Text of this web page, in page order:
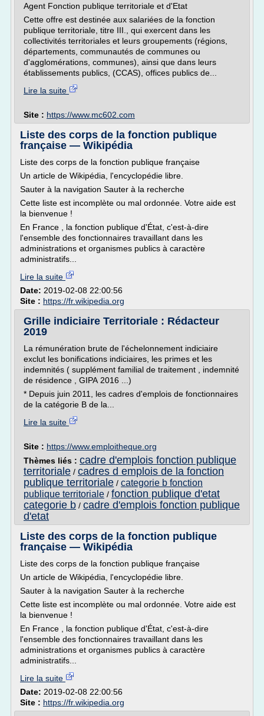
Agent Fonction publique territoriale et d'Etat
Cette offre est destinée aux salariées de la fonction
publique territoriale, titre III., qui exercent dans les
collectivités territoriales et leurs groupements (régions,
départements, communautés de communes ou
d'agglomérations, communes), ainsi que dans leurs
établissements publics, (CCAS), offices publics de...
Lire la suite
Site : https://www.mc602.com
Liste des corps de la fonction publique
française — Wikipédia
Liste des corps de la fonction publique française
Un article de Wikipédia, l'encyclopédie libre.
Sauter à la navigation Sauter à la recherche
Cette liste est incomplète ou mal ordonnée. Votre aide est
la bienvenue !
En France , la fonction publique d'État, c'est-à-dire
l'ensemble des fonctionnaires travaillant dans les
administrations et organismes publics à caractère
administratifs...
Lire la suite
Date: 2019-02-08 22:00:56
Site : https://fr.wikipedia.org
Grille indiciaire Territoriale : Rédacteur
2019
La rémunération brute de l'échelonnement indiciaire
exclut les bonifications indiciaires, les primes et les
indemnités ( supplément familial de traitement , indemnité
de résidence , GIPA 2016 ...)
* Depuis juin 2011, les cadres d'emplois de fonctionnaires
de la catégorie B de la...
Lire la suite
Site : https://www.emploitheque.org
Thèmes liés : cadre d'emplois fonction publique
territoriale / cadres d emplois de la fonction
publique territoriale / categorie b fonction
publique territoriale / fonction publique d'etat
categorie b / cadre d'emplois fonction publique
d'etat
Liste des corps de la fonction publique
française — Wikipédia
Liste des corps de la fonction publique française
Un article de Wikipédia, l'encyclopédie libre.
Sauter à la navigation Sauter à la recherche
Cette liste est incomplète ou mal ordonnée. Votre aide est
la bienvenue !
En France , la fonction publique d'État, c'est-à-dire
l'ensemble des fonctionnaires travaillant dans les
administrations et organismes publics à caractère
administratifs...
Lire la suite
Date: 2019-02-08 22:00:56
Site : https://fr.wikipedia.org